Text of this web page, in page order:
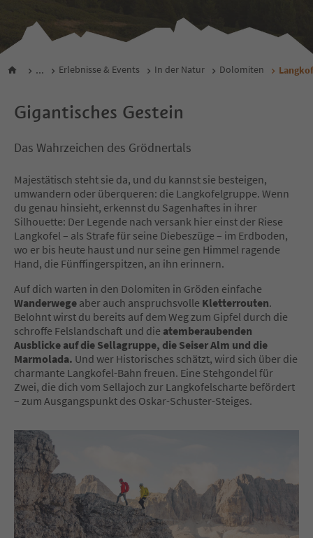
... Erlebnisse & Events In der Natur Dolomiten
Gigantisches Gestein
Das Wahrzeichen des Grödnertals
Majestätisch steht sie da, und du kannst sie besteigen,
umwandern oder überqueren: die Langkofelgruppe. Wenn
du genau hinsieht, erkennst du Sagenhaftes in ihrer
Silhouette: Der Legende nach versank hier einst der Riese
Langkofel – als Strafe für seine Diebeszüge – im Erdboden,
wo er bis heute haust und nur seine gen Himmel ragende
Hand, die Fünffingerspitzen, an ihn erinnern.
Auf dich warten in den Dolomiten in Gröden einfache
Wanderwege aber auch anspruchsvolle Kletterrouten.
Belohnt wirst du bereits auf dem Weg zum Gipfel durch die
schroffe Felslandschaft und die atemberaubenden
Ausblicke auf die Sellagruppe, die Seiser Alm und die
Marmolada. Und wer Historisches schätzt, wird sich über die
charmante Langkofel-Bahn freuen. Eine Stehgondel für
Zwei, die dich vom Sellajoch zur Langkofelscharte befördert
– zum Ausgangspunkt des Oskar-Schuster-Steiges.